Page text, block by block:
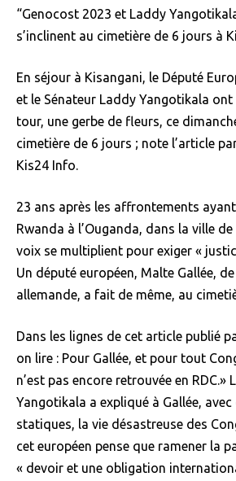
“Genocost 2023 et Laddy
s’inclinent au cimetière de 6 jours à
En séjour à Kisangani, le Député
et le Sénateur Laddy Yangotikala ont
tour, une gerbe de fleurs, ce
cimetière de 6 jours ; note l’article
Kis24 Info.
23 ans après les affrontements
Rwanda à l’Ouganda, dans la ville
voix se multiplient pour exiger «
Un député européen, Malte Gallée,
allemande, a fait de même, au
Dans les lignes de cet article publié
on lire : Pour Gallée, et pour tout
n’est pas encore retrouvée en RDC.»
Yangotikala a expliqué à Gallée,
statiques, la vie désastreuse des
cet européen pense que ramener la
« devoir et une obligation